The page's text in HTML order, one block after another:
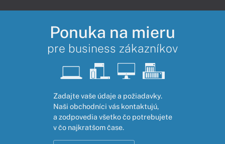
Ponuka na mieru
pre business zákazníkov
Zadajte vaše údaje a požiadavky.
Naši obchodníci vás kontaktujú,
a zodpovedia všetko čo potrebujete
v čo najkratšom čase.